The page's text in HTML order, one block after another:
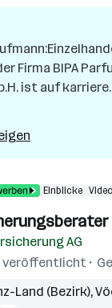
Aussee
Firma BIPA
ist auf
Einblicke
AG
veröffentlicht
Land (Bezirk),